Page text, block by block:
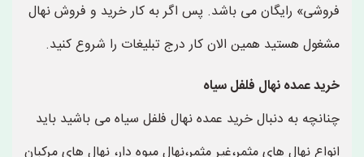
فروشی» رایگان می باشد. پس اگر به کار خرید و فروش نهال
مشغول هستید همین الان کار درج تبلیغات را شروع کنید.
خرید عمده نهال فلفل سیاه
چنانچه به دنبال خرید عمده نهال فلفل سیاه می باشید باید
انواع نهال های مثمر،غیر مثمر،نهال میوه دار، نهال های مرکبان